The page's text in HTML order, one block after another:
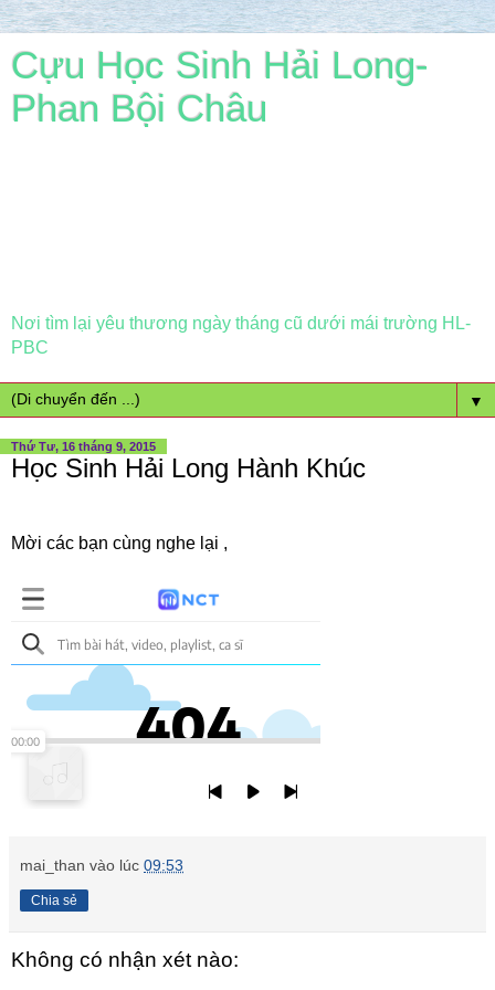
Cựu Học Sinh Hải Long-
Phan Bội Châu
Nơi tìm lại yêu thương ngày tháng cũ dưới mái trường HL-
PBC
▼
Thứ Tư, 16 tháng 9, 2015
Học Sinh Hải Long Hành Khúc
Mời các bạn cùng nghe lại ,
mai_than vào lúc 09:53
Chia sẻ
Không có nhận xét nào: